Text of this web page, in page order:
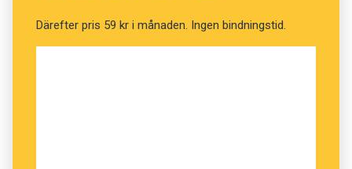
Därefter pris 59 kr i månaden. Ingen bindningstid.